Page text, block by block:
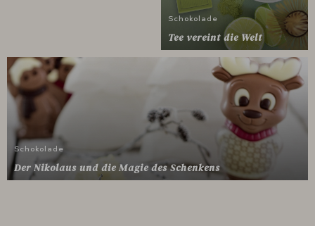
Schokolade
Tee vereint die Welt
Schokolade
Der Nikolaus und die Magie des Schenkens